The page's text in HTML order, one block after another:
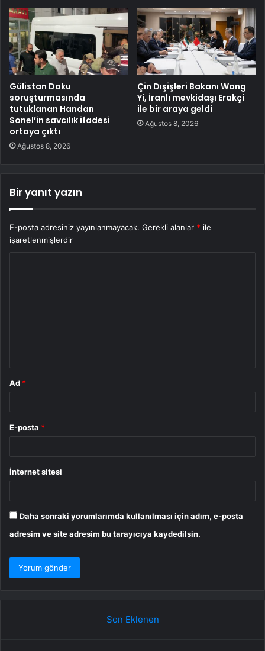
Gülistan Doku
soruşturmasında
tutuklanan Handan
Sonel’in savcılık ifadesi
ortaya çıktı
Ağustos 8, 2026
Çin Dışişleri Bakanı Wang
Yi, İranlı mevkidaşı Erakçi
ile bir araya geldi
Ağustos 8, 2026
Bir yanıt yazın
E-posta adresiniz yayınlanmayacak. Gerekli alanlar * ile
işaretlenmişlerdir
Ad *
E-posta *
İnternet sitesi
Daha sonraki yorumlarımda kullanılması için adım, e-posta
adresim ve site adresim bu tarayıcıya kaydedilsin.
Son Eklenen